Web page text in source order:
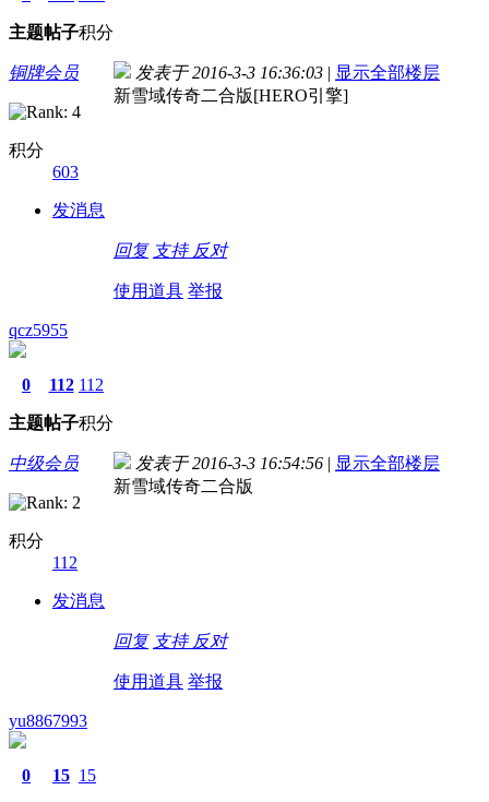
主题帖子积分
铜牌会员
积分
603
发消息
发表于 2016-3-3 16:36:03 | 显示全部楼层
新雪域传奇二合版[HERO引擎]
回复 支持 反对
使用道具 举报
qcz5955
0
主题
112
帖子
112
积分
中级会员
积分
112
发消息
发表于 2016-3-3 16:54:56 | 显示全部楼层
新雪域传奇二合版
回复 支持 反对
使用道具 举报
yu8867993
0 15 15